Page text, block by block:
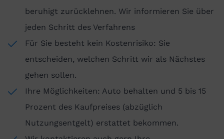
beruhigt zurücklehnen. Wir informieren Sie über
jeden Schritt des Verfahrens
Für Sie besteht kein Kostenrisiko: Sie
entscheiden, welchen Schritt wir als Nächstes
gehen sollen.
Ihre Möglichkeiten: Auto behalten und 5 bis 15
Prozent des Kaufpreises (abzüglich
Nutzungsentgelt) erstattet bekommen.